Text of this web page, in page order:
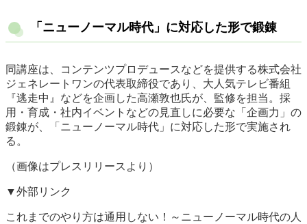
「ニューノーマル時代」に対応した形で鍛錬
同講座は、コンテンツプロデュースなどを提供する株式会社
ジェネレートワンの代表取締役であり、大人気テレビ番組
『逃走中』などを企画した高瀬敦也氏が、監修を担当。採
用・育成・社内イベントなどの見直しに必要な「企画力」の
鍛錬が、「ニューノーマル時代」に対応した形で実施され
る。
（画像はプレスリリースより）
▼外部リンク
これまでのやり方は通用しない！～ニューノーマル時代の人